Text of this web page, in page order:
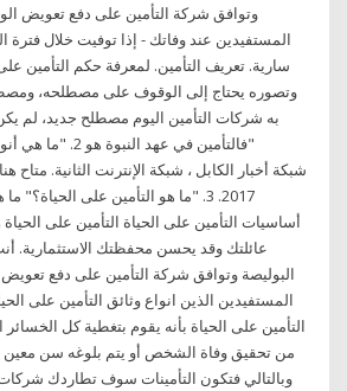
وتوافق شركة التأمين على دفع تعويض
المستفيدين عند وفاتك - إذا توفيت خلال فترة
سارية. تعريف التأمين. لمعرفة حكم التأمين
وتصوره يحتاج إلى الوقوف على مصطلحه،
به شركات التأمين اليوم مصطلح جديد، لم
فالتأمين في عهد
2017. 3. "ما هو التأمين على الحياة؟"
أساسيات التأمين على الحياة التأمين على
عائلتك وقد يحسن محفظتك الاستثمارية.
البوليصة وتوافق شركة التأمين على دفع تعويض
المستفيدين الذين انواع وثائق التأمين على
التأمين على الحياة بأنه يقوم بتغطية كل الخسائر
من تحقيق وفاة الشخص أو يتم بلوغه سن معين في
وبالتالي فتكون التأمينات سوف تطاردك شركات